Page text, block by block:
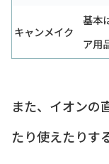
キャンメイク
基本
ア用
また、イオンの
たり使えたりす